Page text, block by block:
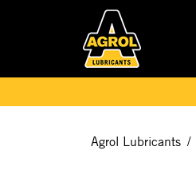
Agrol Lubricants /